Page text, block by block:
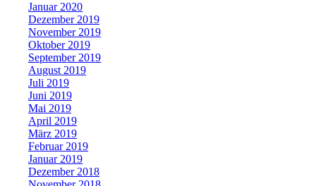
Januar 2020
Dezember 2019
November 2019
Oktober 2019
September 2019
August 2019
Juli 2019
Juni 2019
Mai 2019
April 2019
März 2019
Februar 2019
Januar 2019
Dezember 2018